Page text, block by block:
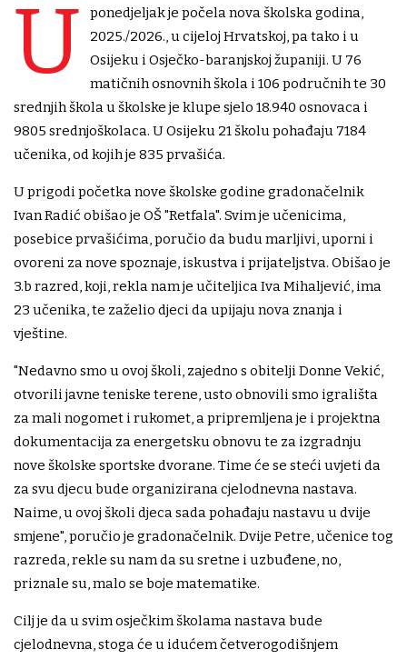
U
ponedjeljak je počela nova školska godina,
2025./2026., u cijeloj Hrvatskoj, pa tako i u
Osijeku i Osječko-baranjskoj županiji. U 76
matičnih osnovnih škola i 106 područnih te 30
srednjih škola u školske je klupe sjelo 18.940 osnovaca i
9805 srednjoškolaca. U Osijeku 21 školu pohađaju 7184
učenika, od kojih je 835 prvašića.
U prigodi početka nove školske godine gradonačelnik
Ivan Radić obišao je OŠ "Retfala". Svim je učenicima,
posebice prvašićima, poručio da budu marljivi, uporni i
ovoreni za nove spoznaje, iskustva i prijateljstva. Obišao je
3.b razred, koji, rekla nam je učiteljica Iva Mihaljević, ima
23 učenika, te zaželio djeci da upijaju nova znanja i
vještine.
"Nedavno smo u ovoj školi, zajedno s obitelji Donne Vekić,
otvorili javne teniske terene, usto obnovili smo igrališta
za mali nogomet i rukomet, a pripremljena je i projektna
dokumentacija za energetsku obnovu te za izgradnju
nove školske sportske dvorane. Time će se steći uvjeti da
za svu djecu bude organizirana cjelodnevna nastava.
Naime, u ovoj školi djeca sada pohađaju nastavu u dvije
smjene", poručio je gradonačelnik. Dvije Petre, učenice tog
razreda, rekle su nam da su sretne i uzbuđene, no,
priznale su, malo se boje matematike.
Cilj je da u svim osječkim školama nastava bude
cjelodnevna, stoga će u idućem četverogodišnjem